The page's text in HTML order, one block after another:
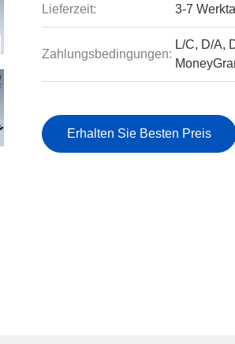
Lieferzeit: 3-7
Zahlungsbedingungen:
L/C, D/A,
Erhalten Sie Besten Preis